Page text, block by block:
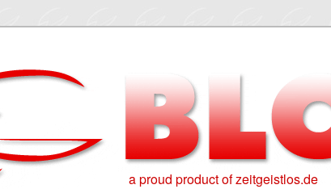
a proud product of zeitgeistlos.de